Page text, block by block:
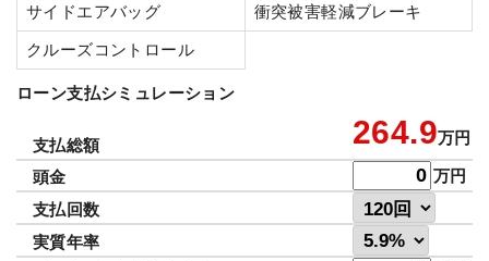
サイドエアバッグ 衝突被害軽減ブレーキ
クルーズコントロール
ローン支払シミュレーション
支払総額 264.9万円
頭金
万円
支払回数
実質年率